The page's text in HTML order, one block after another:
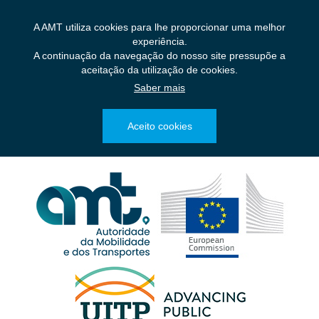
A AMT utiliza cookies para lhe proporcionar uma melhor
experiência.
A continuação da navegação do nosso site pressupõe a
aceitação da utilização de cookies.
Saber mais
Aceito cookies